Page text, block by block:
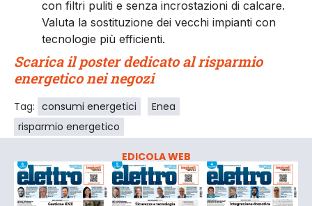
con filtri puliti e senza incrostazioni di calcare.
Valuta la sostituzione dei vecchi impianti con
tecnologie più efficienti.
Scarica il poster dedicato al risparmio
energetico nei negozi
Tag: consumi energetici
Enea
risparmio energetico
EDICOLA WEB